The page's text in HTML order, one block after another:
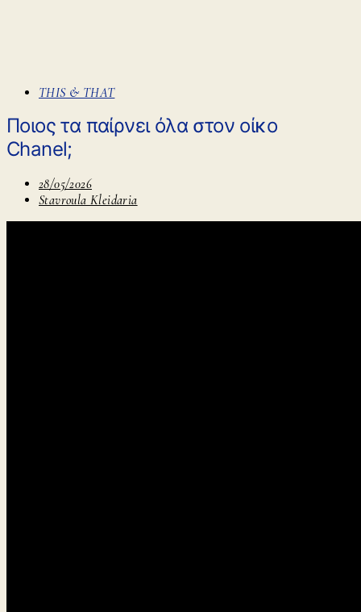
THIS & THAT
Ποιος τα παίρνει όλα στον οίκο
Chanel;
28/05/2026
Stavroula Kleidaria